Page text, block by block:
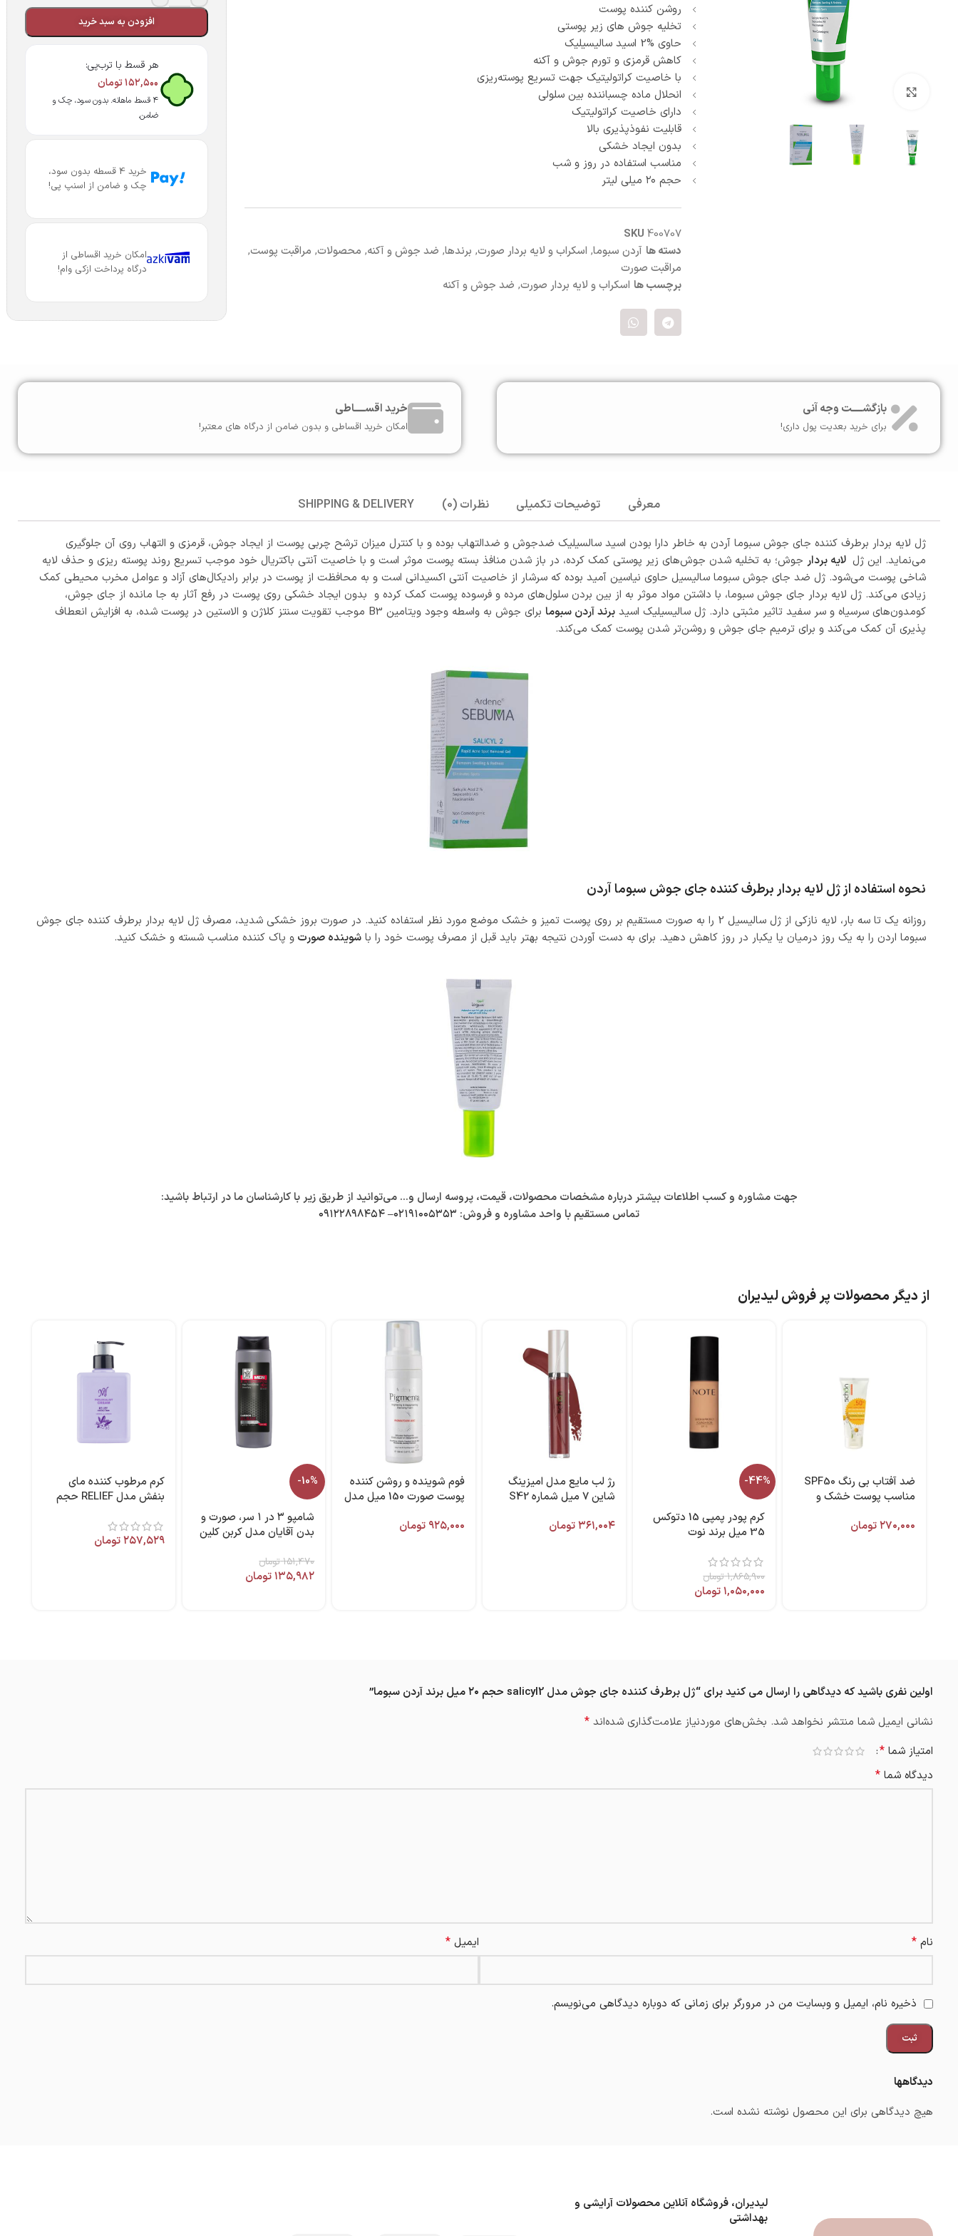
سفت کننده صورت
درمان منافذ باز
ست مراقبت صورت
پنبه و پد آرایش پاک کن
بزرگنمایی تصویر
روشن کننده پوست
تخلیه جوش های زیر پوستی
حاوی %2 اسید سالیسیلیک
کاهش قرمزی و تورم جوش و آکنه
با خاصیت کراتولیتیک جهت تسریع پوسته‌ریزی
انحلال ماده چسباننده بین سلولی
دارای خاصیت کراتولیتیک
قابلیت نفوذپذیری بالا
بدون ایجاد خشکی
مناسب استفاده در روز و شب
حجم ۲۰ میلی لیتر
SKU 400707
دسته ها آردن سبوما, اسکراب و لایه بردار صورت, برندها, ضد جوش و آکنه, محصولات, مراقبت پوست,
مراقبت صورت
برچسب ها اسکراب و لایه بردار صورت, ضد جوش و آکنه
افزودن به سبد خرید
هر قسط با ترب‌پی:
۱۵۲,۵۰۰تومان
۴ قسط ماهانه. بدون سود، چک و
ضامن.
خرید 4 قسطه بدون سود،
چک و ضامن از اسنپ پی!
امکان خرید اقساطی از
درگاه پرداخت ازکی وام!
بازگشـــــت وجه آنی
برای خرید بعدیت پول داری!
خرید اقســـــاطی
امکان خرید اقساطی و بدون ضامن از درگاه های معتبر!
معرفی توضیحات تکمیلی نظرات (0) SHIPPING & DELIVERY
ژل لایه بردار برطرف کننده جای جوش سبوما آردن به خاطر دارا بودن اسید سالسیلیک ضدجوش و ضدالتهاب بوده و با کنترل میزان ترشح چربی پوست از ایجاد جوش، قرمزی و التهاب روی آن جلوگیری
می‌نماید. این ژل لایه بردار جوش؛ به تخلیه شدن جوش‌های زیر پوستی کمک کرده، در باز شدن منافذ بسته پوست موثر است و با خاصیت آنتی باکتریال خود موجب تسریع روند پوسته ریزی و حذف لایه
شاخی پوست می‌شود. ژل ضد جای جوش سبوما سالیسیل حاوی نیاسین آمید بوده که سرشار از خاصیت آنتی اکسیدانی است و به محافظت از پوست در برابر رادیکال‌های آزاد و عوامل مخرب محیطی کمک
زیادی می‌کند. ژل لایه بردار جای جوش سبوما، با داشتن مواد موثر به از بین بردن سلول‌های مرده و فرسوده پوست کمک کرده و بدون ایجاد خشکی روی پوست در رفع آثار به جا مانده از جای جوش،
کومدون‌های سرسیاه و سر سفید تاثیر مثبتی دارد. ژل سالیسیلیک اسید برند آردن سبوما
برای جوش به واسطه وجود ویتامین B3 موجب تقویت سنتز کلاژن و الاستین در پوست شده، به افزایش انعطاف
پذیری آن کمک می‌کند و برای ترمیم جای جوش و روشن‌تر شدن پوست کمک می‌کند.
نحوه استفاده از ژل لایه بردار برطرف کننده جای جوش سبوما آردن
روزانه یک تا سه بار، لایه نازکی از ژل سالیسیل 2 را به صورت مستقیم بر روی پوست تمیز و خشک موضع مورد نظر استفاده کنید. در صورت بروز خشکی شدید، مصرف ژل لایه بردار برطرف کننده جای جوش
سبوما اردن را به یک روز درمیان یا یکبار در روز کاهش دهید. برای به دست آوردن نتیجه بهتر باید قبل از مصرف پوست خود را با شوینده صورت و پاک کننده مناسب شسته و خشک کنید.
جهت مشاوره و کسب اطلاعات بیشتر درباره مشخصات محصولات، قیمت، پروسه ارسال و… می‌توانید از طریق زیر با کارشناسان ما در ارتباط باشید:
تماس مستقیم با واحد مشاوره و فروش: ۰۲۱۹۱۰۰۵۳۵۳–۰۹۱۲۲۸۹۸۴۵۴
از دیگر محصولات پر فروش لیدیران
ضد آفتاب بی رنگ SPF50
مناسب پوست خشک و
۲۷۰,۰۰۰تومان
-44%
کرم پودر پمپی 15 دتوکس
35 میل برند نوت
۱,۸۶۵,۹۰۰تومان
۱,۰۵۰,۰۰۰تومان
رژ لب مایع مدل امیزینگ
شاین ۷ میل شماره S42
۳۶۱,۰۰۴تومان
فوم شوینده و روشن کننده
پوست صورت 150 میل مدل
پیگمنتا
۹۲۵,۰۰۰ تومان
-10%
شامپو ۳ در ۱ سر، صورت و
بدن آقایان مدل کربن کلین
۱۵۱,۴۷۰تومان
۱۳۵,۹۸۲تومان
کرم مرطوب کننده مای
بنفش مدل RELIEF حجم
۲۵۷,۵۲۹تومان
دیدگاهها
هیچ دیدگاهی برای این محصول نوشته نشده است.
اولین نفری باشید که دیدگاهی را ارسال می کنید برای “ژل برطرف کننده جای جوش مدل salicyl2 حجم ۲۰ میل برند آردن سبوما”
نشانی ایمیل شما منتشر نخواهد شد. بخش‌های موردنیاز علامت‌گذاری شده‌اند *
امتیاز شما *
دیدگاه شما *
نام * ایمیل *
ذخیره نام، ایمیل و وبسایت من در مرورگر برای زمانی که دوباره دیدگاهی می‌نویسم.
لیدیران، فروشگاه آنلاین محصولات آرایشی و
بهداشتی